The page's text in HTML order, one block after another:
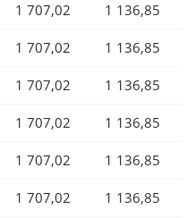
1 707,02 1 136,85
1 707,02 1 136,85
1 707,02 1 136,85
1 707,02 1 136,85
1 707,02 1 136,85
1 707,02 1 136,85